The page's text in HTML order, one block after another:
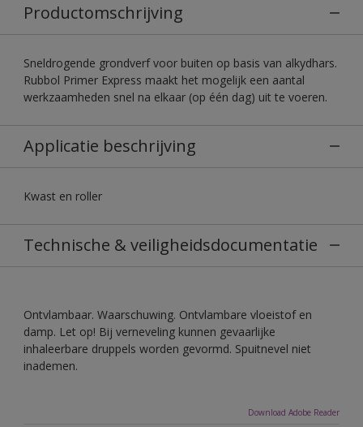
Productomschrijving
Sneldrogende grondverf voor buiten op basis van alkydhars.
Rubbol Primer Express maakt het mogelijk een aantal
werkzaamheden snel na elkaar (op één dag) uit te voeren.
Applicatie beschrijving
Kwast en roller
Technische & veiligheidsdocumentatie
Ontvlambaar. Waarschuwing. Ontvlambare vloeistof en
damp. Let op! Bij verneveling kunnen gevaarlijke
inhaleerbare druppels worden gevormd. Spuitnevel niet
inademen.
Download Adobe Reader